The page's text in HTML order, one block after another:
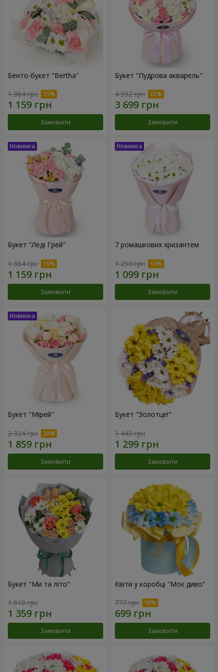
Бенто-букет "Bertha"
1 364 грн
Замовити
Букет "Пудрова акварель"
4 932 грн
Замовити
Букет "Леді Грей"
1 364 грн
Замовити
7 ромашкових хризантем
1 293 грн
Замовити
Букет "Мірей"
2 324 грн
Замовити
Букет "Золотце!"
1 443 грн
Замовити
Букет "Ми та літо"
1 510 грн
Замовити
Квіти у коробці "Моє диво"
777 грн
Замовити